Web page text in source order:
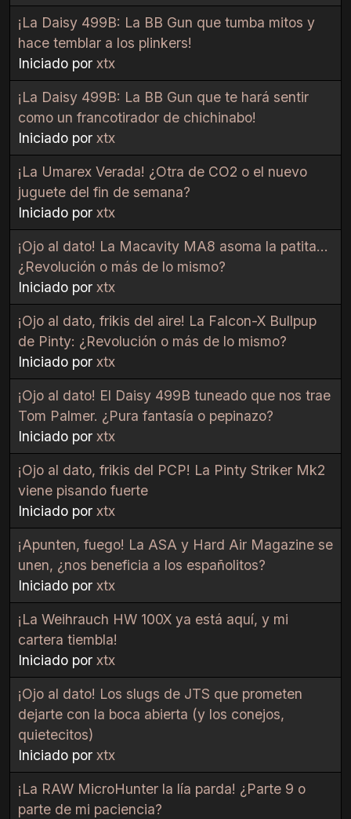
¡La Daisy 499B: La BB Gun que tumba mitos y
hace temblar a los plinkers!
Iniciado por xtx
¡La Daisy 499B: La BB Gun que te hará sentir
como un francotirador de chichinabo!
Iniciado por xtx
¡La Umarex Verada! ¿Otra de CO2 o el nuevo
juguete del fin de semana?
Iniciado por xtx
¡Ojo al dato! La Macavity MA8 asoma la patita...
¿Revolución o más de lo mismo?
Iniciado por xtx
¡Ojo al dato, frikis del aire! La Falcon-X Bullpup
de Pinty: ¿Revolución o más de lo mismo?
Iniciado por xtx
¡Ojo al dato! El Daisy 499B tuneado que nos trae
Tom Palmer. ¿Pura fantasía o pepinazo?
Iniciado por xtx
¡Ojo al dato, frikis del PCP! La Pinty Striker Mk2
viene pisando fuerte
Iniciado por xtx
¡Apunten, fuego! La ASA y Hard Air Magazine se
unen, ¿nos beneficia a los españolitos?
Iniciado por xtx
¡La Weihrauch HW 100X ya está aquí, y mi
cartera tiembla!
Iniciado por xtx
¡Ojo al dato! Los slugs de JTS que prometen
dejarte con la boca abierta (y los conejos,
quietecitos)
Iniciado por xtx
¡La RAW MicroHunter la lía parda! ¿Parte 9 o
parte de mi paciencia?